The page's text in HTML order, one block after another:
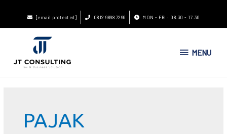
[email protected] 0812 9898 7296 MON - FRI : 08.30 - 17.30
MENU
PAJAK